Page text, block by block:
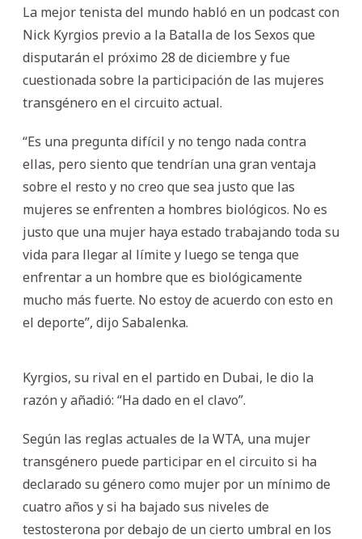
La mejor tenista del mundo habló en un podcast con
Nick Kyrgios previo a la Batalla de los Sexos que
disputarán el próximo 28 de diciembre y fue
cuestionada sobre la participación de las mujeres
transgénero en el circuito actual.
“Es una pregunta difícil y no tengo nada contra
ellas, pero siento que tendrían una gran ventaja
sobre el resto y no creo que sea justo que las
mujeres se enfrenten a hombres biológicos. No es
justo que una mujer haya estado trabajando toda su
vida para llegar al límite y luego se tenga que
enfrentar a un hombre que es biológicamente
mucho más fuerte. No estoy de acuerdo con esto en
el deporte”, dijo Sabalenka.
Kyrgios, su rival en el partido en Dubai, le dio la
razón y añadió: “Ha dado en el clavo”.
Según las reglas actuales de la WTA, una mujer
transgénero puede participar en el circuito si ha
declarado su género como mujer por un mínimo de
cuatro años y si ha bajado sus niveles de
testosterona por debajo de un cierto umbral en los